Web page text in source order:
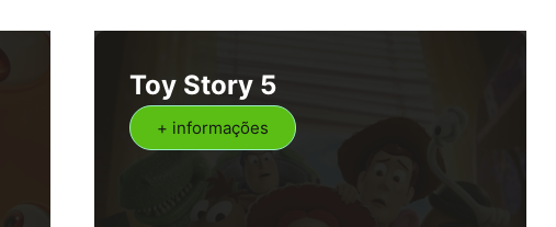
Toy Story 5
+ informações